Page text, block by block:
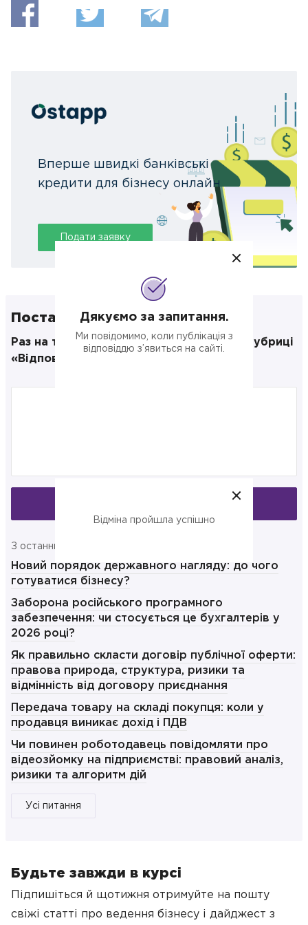
Вперше швидкі банківські
кредити для бізнесу онлайн
Подати заявку
Поставте своє запитання
Раз на тиждень публікуємо відповіді в рубриці
«Відповідаємо на запитання»
З останнього:
Новий порядок державного нагляду: до чого
готуватися бізнесу?
Заборона російського програмного
забезпечення: чи стосується це бухгалтерів у
2026 році?
Як правильно скласти договір публічної оферти:
правова природа, структура, ризики та
відмінність від договору приєднання
Передача товару на складі покупця: коли у
продавця виникає дохід і ПДВ
Чи повинен роботодавець повідомляти про
відеозйомку на підприємстві: правовий аналіз,
ризики та алгоритм дій
Усі питання
Будьте завжди в курсі
Підпишіться й щотижня отримуйте на пошту
свіжі статті про ведення бізнесу і дайджест з
Дякуємо за запитання.
Ми повідомимо, коли публікація з
відповіддю з’явиться на сайті.
Відміна пройшла успішно